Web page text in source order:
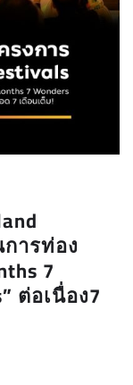
ารท่อง
7
ต่อเนื่อง7